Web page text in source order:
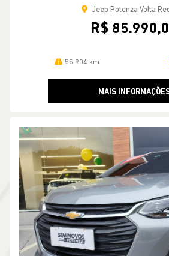
Jeep Potenza Volta
R$
55.904 km
MAIS